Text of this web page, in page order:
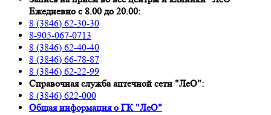
Ежедневно с 8.00 до 20.00:
8 (3846) 62-30-30
8-905-067-0713
8 (3846) 62-40-40
8 (3846) 66-78-87
8 (3846) 62-22-99
Справочная служба аптечной сети "ЛеО":
8 (3846) 622-000
Oбщая информация о ГК "ЛеО"